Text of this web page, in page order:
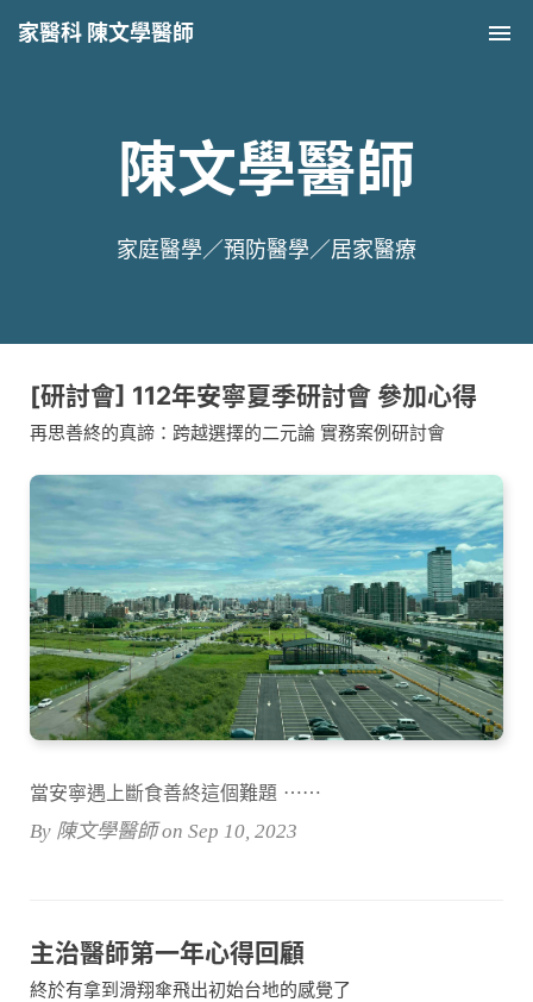
家醫科 陳文學醫師
陳文學醫師
家庭醫學／預防醫學／居家醫療
[研討會] 112年安寧夏季研討會 參加心得
再思善終的真諦：跨越選擇的二元論 實務案例研討會
當安寧遇上斷食善終這個難題 ⋯⋯
By 陳文學醫師 on Sep 10, 2023
主治醫師第一年心得回顧
終於有拿到滑翔傘飛出初始台地的感覺了